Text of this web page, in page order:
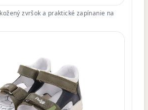
zvršok a praktické zapínanie na